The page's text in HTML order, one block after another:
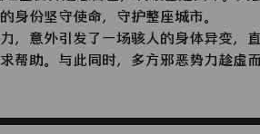
身份坚守使命，守护整座城市。
意外引发了一场骇人的身体异变，
助。与此同时，多方邪恶势力趁虚